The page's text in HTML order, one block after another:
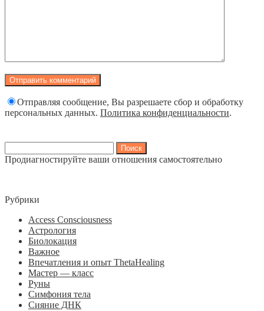
Отправляя сообщение, Вы разрешаете сбор и обработку
персональных данных. Политика конфиденциальности.
Продиагностируйте ваши отношения самостоятельно
Рубрики
Access Consciousness
Астрология
Биолокация
Важное
Впечатления и опыт ThetaHealing
Мастер — класс
Руны
Симфония тела
Сияние ДНК